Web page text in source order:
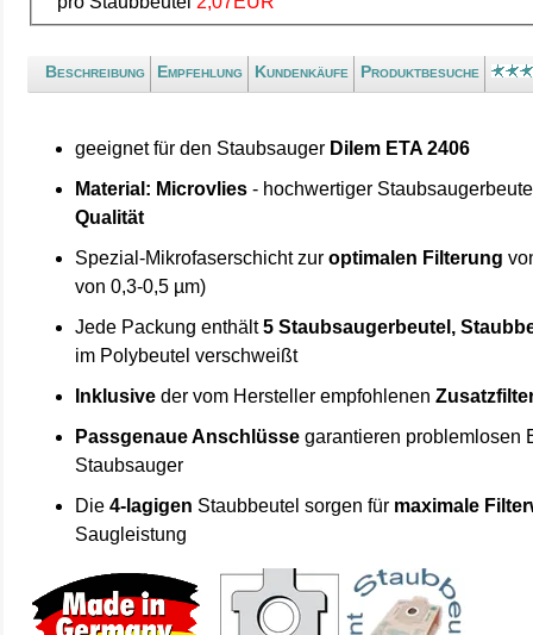
Beschreibung Empfehlung Kundenkäufe Produktbesuche
geeignet für den Staubsauger Dilem ETA 2406
Material: Microvlies - hochwertiger
Qualität
Spezial-Mikrofaserschicht zuroptimalen Filterung
von 0,3-0,5 µm)
Jede Packung enthält5 Staubsaugerbeutel,
im Polybeutel verschweißt
Inklusive der vom Hersteller empfohlenen
Passgenaue Anschlüsse garantieren problemlosen
Staubsauger
Die4-lagigen Staubbeutel sorgen für maximale
Saugleistung